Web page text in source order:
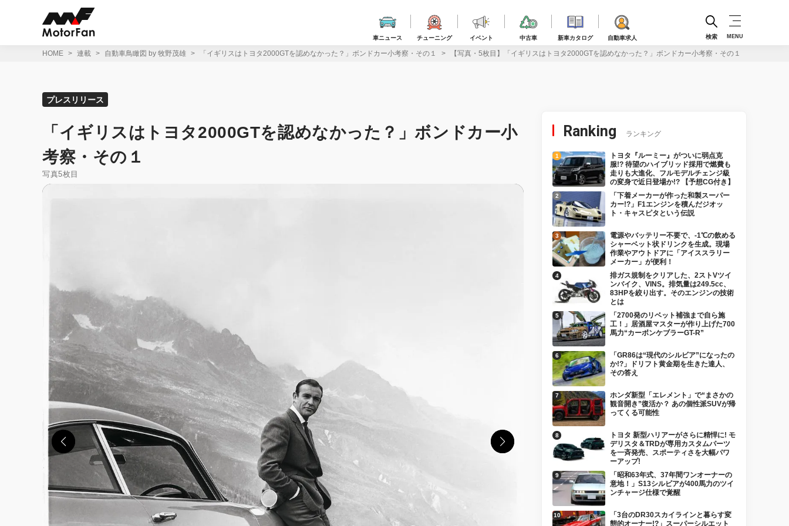
車ニュース チューニング イベント 中古車 新車カタログ 自動車求人 検索 MENU
HOME 連載 自動車鳥瞰図 by 牧野茂雄 「イギリスはトヨタ2000GTを認めなかった？」ボンドカー小考察・その１ 【写真・5枚目】「イギリスはトヨタ2000GTを認めなかった？」ボンドカー小考察・その１
プレスリリース
「イギリスはトヨタ2000GTを認めなかった？」ボンドカー小
考察・その１
写真5枚目
Ranking ランキング
トヨタ『ルーミー』がついに弱点克
服!? 待望のハイブリッド採用で燃費も
走りも大進化、フルモデルチェンジ級
の変身で近日登場か!? 【予想CG付き】
「下着メーカーが作った和製スーパー
カー!?」F1エンジンを積んだジオッ
ト・キャスピタという伝説
電源やバッテリー不要で、-1℃の飲める
シャーベット状ドリンクを生成。現場
作業やアウトドアに「アイススラリー
メーカー」が便利！
排ガス規制をクリアした、2ストVツイ
ンバイク、VINS。排気量は249.5cc、
83HPを絞り出す。そのエンジンの技術
とは
「2700発のリベット補強まで自ら施
工！」居酒屋マスターが作り上げた700
馬力“カーボンケブラーGT-R”
「GR86は“現代のシルビア”になったの
か!?」ドリフト黄金期を生きた達人、
その答え
ホンダ新型「エレメント」で“まさかの
観音開き”復活か？ あの個性派SUVが帰
ってくる可能性
トヨタ 新型ハリアーがさらに精悍に! モ
デリスタ＆TRDが専用カスタムパーツ
を一斉発売、スポーティさを大幅パワ
ーアップ!
「昭和63年式、37年間ワンオーナーの
意地！」S13シルビアが400馬力のツイ
ンチャージ仕様で覚醒
「3台のDR30スカイラインと暮らす変
態的オーナー!?」スーパーシルエット